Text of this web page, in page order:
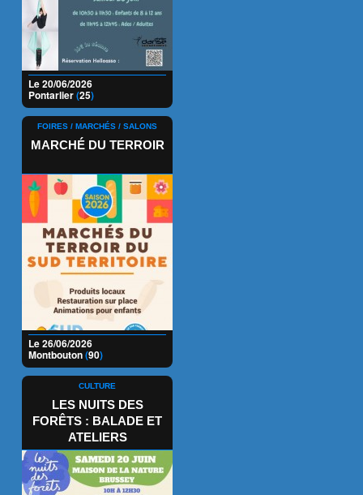
Le 20/06/2026
Pontarlier(25)
FOIRES / MARCHÉS / SALONS
MARCHÉ DU TERROIR
Le 26/06/2026
Montbouton(90)
CULTURE
LES NUITS DES
FORÊTS : BALADE ET
ATELIERS